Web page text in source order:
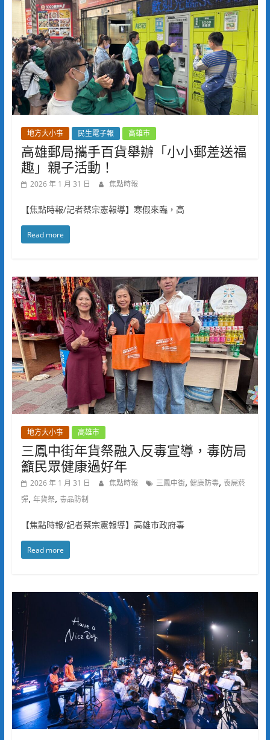
地方大小事 民生電子報 高雄市
高雄郵局攜手百貨舉辦「小小郵差送福
趣」親子活動！
2026 年 1 月 31 日 焦點時報
【焦點時報/記者蔡宗憲報導】寒假來臨，高
Read more
地方大小事 高雄市
三鳳中街年貨祭融入反毒宣導，毒防局
籲民眾健康過好年
2026 年 1 月 31 日 焦點時報 三鳳中街, 健康防毒, 喪屍菸
彈, 年貨祭, 毒品防制
【焦點時報/記者蔡宗憲報導】高雄市政府毒
Read more